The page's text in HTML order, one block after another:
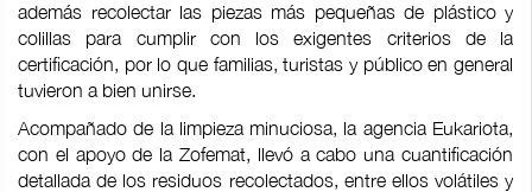
además recolectar las piezas más pequeñas de plástico y
colillas para cumplir con los exigentes criterios de la
certificación, por lo que familias, turistas y público en general
tuvieron a bien unirse.
Acompañado de la limpieza minuciosa, la agencia Eukariota,
con el apoyo de la Zofemat, llevó a cabo una cuantificación
detallada de los residuos recolectados, entre ellos volátiles y